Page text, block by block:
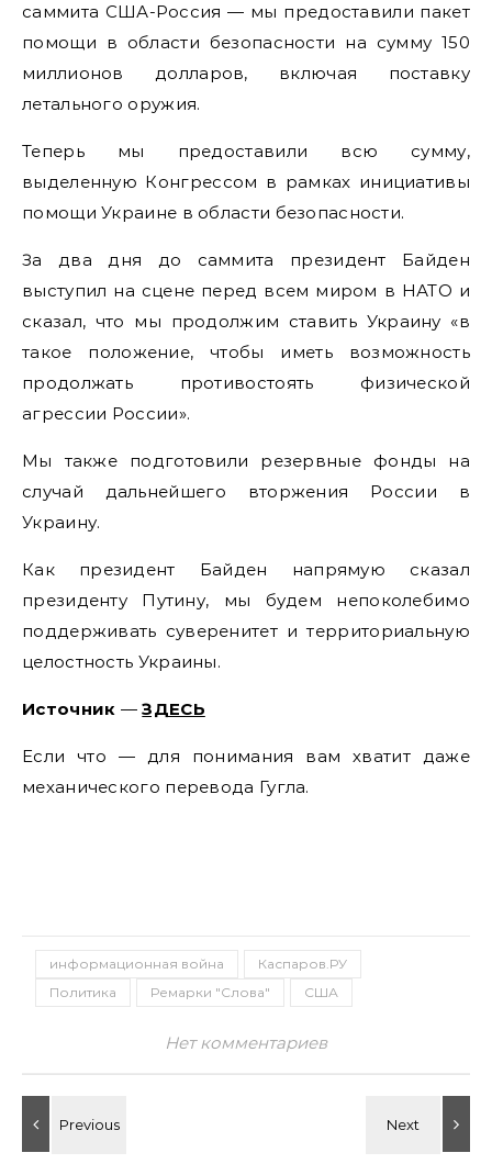
саммита США-Россия — мы предоставили пакет
помощи в области безопасности на сумму 150
миллионов долларов, включая поставку
летального оружия.
Теперь мы предоставили всю сумму,
выделенную Конгрессом в рамках инициативы
помощи Украине в области безопасности.
За два дня до саммита президент Байден
выступил на сцене перед всем миром в НАТО и
сказал, что мы продолжим ставить Украину «в
такое положение, чтобы иметь возможность
продолжать противостоять физической
агрессии России».
Мы также подготовили резервные фонды на
случай дальнейшего вторжения России в
Украину.
Как президент Байден напрямую сказал
президенту Путину, мы будем непоколебимо
поддерживать суверенитет и территориальную
целостность Украины.
Источник —ЗДЕСЬ
Если что — для понимания вам хватит даже
механического перевода Гугла.
информационная война
Каспаров.РУ
Политика
Ремарки "Слова" США
Нет комментариев